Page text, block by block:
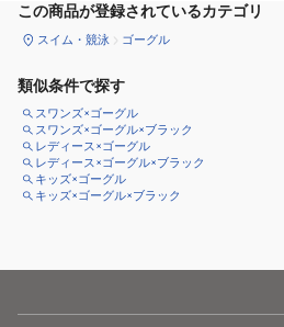
この商品が登録されているカテゴリ
スイム・競泳 ゴーグル
類似条件で探す
スワンズ×ゴーグル
スワンズ×ゴーグル×ブラック
レディース×ゴーグル
レディース×ゴーグル×ブラック
キッズ×ゴーグル
キッズ×ゴーグル×ブラック